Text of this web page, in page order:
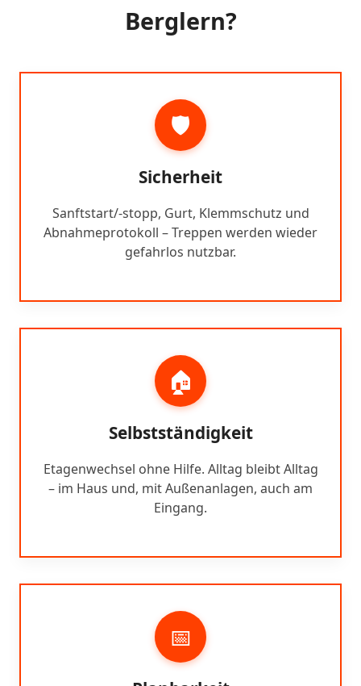
Berglern?
🛡️
Sicherheit
Sanftstart/-stopp, Gurt, Klemmschutz und
Abnahmeprotokoll – Treppen werden wieder
gefahrlos nutzbar.
🏠
Selbstständigkeit
Etagenwechsel ohne Hilfe. Alltag bleibt Alltag
– im Haus und, mit Außenanlagen, auch am
Eingang.
📅